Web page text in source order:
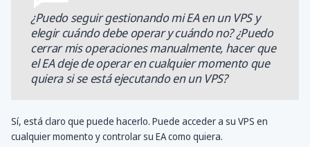
¿Puedo seguir gestionando mi EA en un VPS y
elegir cuándo debe operar y cuándo no? ¿Puedo
cerrar mis operaciones manualmente, hacer que
el EA deje de operar en cualquier momento que
quiera si se está ejecutando en un VPS?
Sí, está claro que puede hacerlo. Puede acceder a su VPS en
cualquier momento y controlar su EA como quiera.